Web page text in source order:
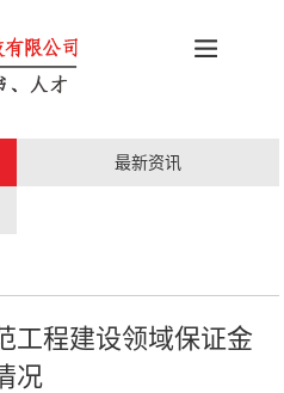
最新资讯
工程建设领域保证金
况